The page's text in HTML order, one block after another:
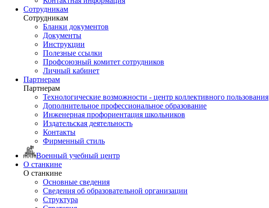
Сотрудникам
Сотрудникам
Бланки документов
Документы
Инструкции
Полезные ссылки
Профсоюзный комитет сотрудников
Личный кабинет
Партнерам
Партнерам
Технологические возможности - центр коллективного пользования
Дополнительное профессиональное образование
Инженерная профориентация школьников
Издательская деятельность
Контакты
Фирменный стиль
Военный учебный центр
О станкине
О станкине
Основные сведения
Сведения об образовательной организации
Структура